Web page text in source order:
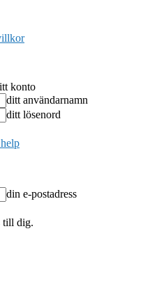
konto
ditt användarnamn
ditt lösenord
din e-postadress
till dig.